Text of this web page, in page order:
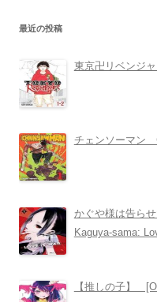
最近の投稿
東京卍リベンジ
チェンソーマン
かぐや様は告ら
Kaguya-sama:
【推しの子】